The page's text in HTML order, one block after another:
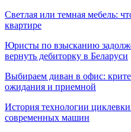
Светлая или темная мебель:
квартире
Юристы по взысканию
вернуть дебиторку в Беларуси
Выбираем диван в офис:
ожидания и приемной
История технологии
современных машин